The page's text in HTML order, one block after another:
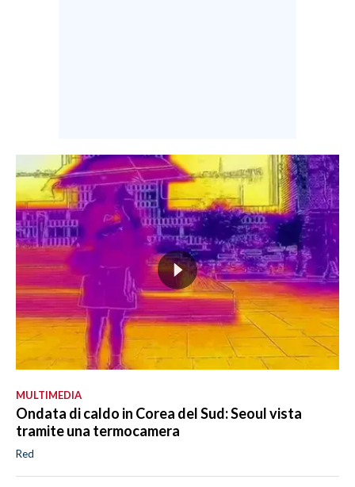
MULTIMEDIA
Ondata di caldo in Corea del Sud: Seoul vista
tramite una termocamera
Red